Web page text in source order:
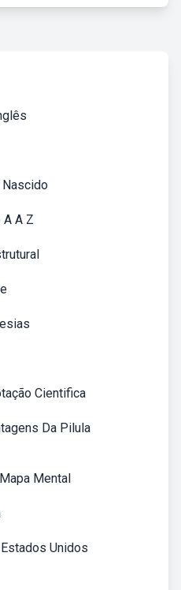
Nascido
A Z
Cientifica
Da Pilula
Mental
Unidos